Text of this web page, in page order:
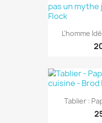
L'homme
Tablier :